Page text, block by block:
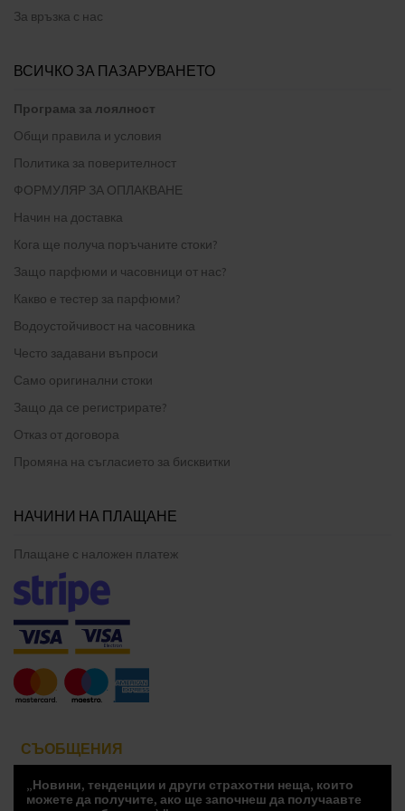
За връзка с нас
ВСИЧКО ЗА ПАЗАРУВАНЕТО
Програма за лоялност
Общи правила и условия
Политика за поверителност
ФОРМУЛЯР ЗА ОПЛАКВАНЕ
Начин на доставка
Кога ще получа поръчаните стоки?
Защо парфюми и часовници от нас?
Какво е тестер за парфюми?
Водоустойчивост на часовника
Често задавани въпроси
Само оригинални стоки
Защо да се регистрирате?
Отказ от договора
Промяна на съгласието за бисквитки
НАЧИНИ НА ПЛАЩАНЕ
Плащане с наложен платеж
СЪОБЩЕНИЯ
„Новини, тенденции и други страхотни неща, които
можете да получите, ако ще започнеш да получаавте